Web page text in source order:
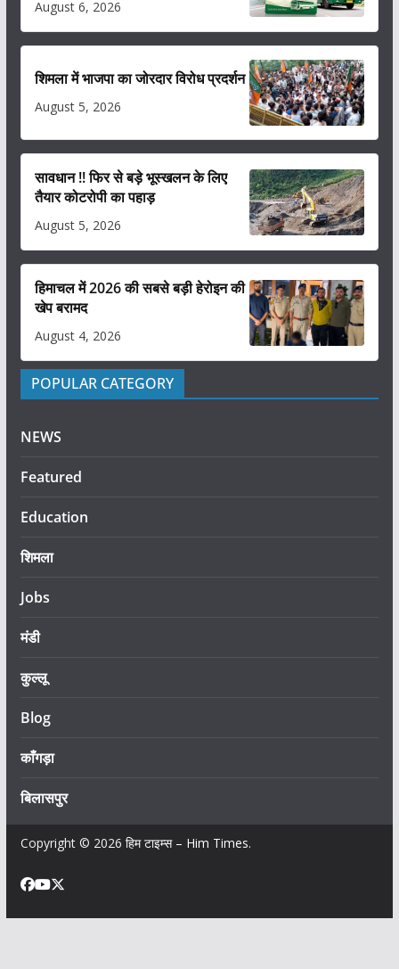
August 6, 2026
शिमला में भाजपा का जोरदार विरोध प्रदर्शन
August 5, 2026
सावधान !! फिर से बड़े भूस्खलन के लिए
तैयार कोटरोपी का पहाड़
August 5, 2026
हिमाचल में 2026 की सबसे बड़ी हेरोइन की
खेप बरामद
August 4, 2026
POPULAR CATEGORY
NEWS
Featured
Education
शिमला
Jobs
मंडी
कुल्लू
Blog
काँगड़ा
बिलासपुर
Copyright © 2026 हिम टाइम्स – Him Times.